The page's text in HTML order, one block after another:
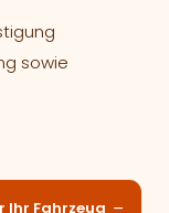
sowie
Fahrzeug